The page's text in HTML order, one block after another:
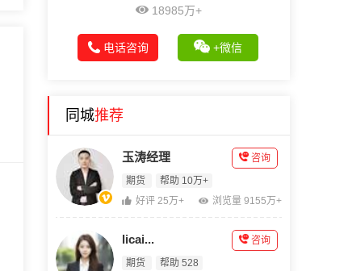
18985万+
电话咨询 +微信
同城推荐
玉涛经理
期货 帮助 10万+
咨询
好评 25万+ 浏览量 9155万+
licai...
期货 帮助 528
咨询